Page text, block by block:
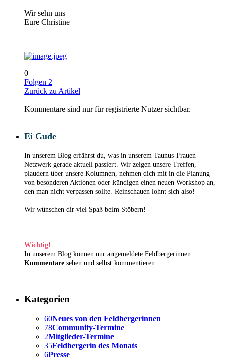
Wir sehn uns
Eure Christine
0
Folgen 2
Zurück zu Artikel
Kommentare sind nur für registrierte Nutzer sichtbar.
Ei Gude
In unserem Blog erfährst du, was in unserem Taunus-Frauen-
Netzwerk gerade aktuell passiert. Wir zeigen unsere Treffen,
plaudern über unsere Kolumnen, nehmen dich mit in die Planung
von besonderen Aktionen oder kündigen einen neuen Workshop an,
den man nicht verpassen sollte. Reinschauen lohnt sich also!
Wir wünschen dir viel Spaß beim Stöbern!
Wichtig!
In unserem Blog können nur angemeldete Feldbergerinnen
Kommentare sehen und selbst kommentieren.
Kategorien
60Neues von den Feldbergerinnen
78Community-Termine
2Mitglieder-Termine
35Feldbergerin des Monats
6Presse